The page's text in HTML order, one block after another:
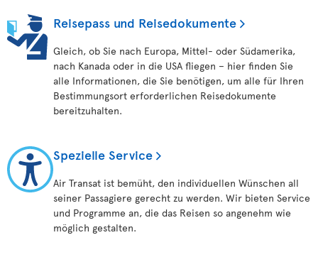
Reisepass und Reisedokumente
Gleich, ob Sie nach Europa, Mittel- oder Südamerika,
nach Kanada oder in die USA fliegen – hier finden Sie
alle Informationen, die Sie benötigen, um alle für Ihren
Bestimmungsort erforderlichen Reisedokumente
bereitzuhalten.
Spezielle Service
Air Transat ist bemüht, den individuellen Wünschen all
seiner Passagiere gerecht zu werden. Wir bieten Service
und Programme an, die das Reisen so angenehm wie
möglich gestalten.